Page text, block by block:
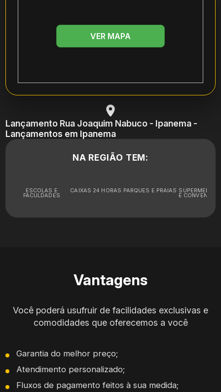
VER MAPA
Lançamento Rua Joaquim Nabuco - Ipanema -
Lançamentos em Ipanema
NA REGIÃO TEM:
ESCOLAS E
FACULDADES
CAIXAS 24 HORAS PARQUES E PRAIAS
E
Vantagens
Você poderá usufruir de facilidades exclusivas e
comodidades que oferecemos a você
Garantia do melhor preço;
Atendimento personalizado;
Fluxos de pagamento feitos à sua medida;